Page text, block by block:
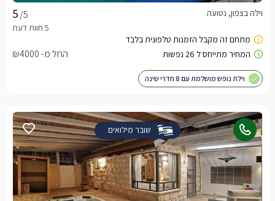
/5 וילה בצפון, נטועה
החל מ- ₪4000
וילת נופש מושלמת עם 8 חדרי שינה
שובר מילואים